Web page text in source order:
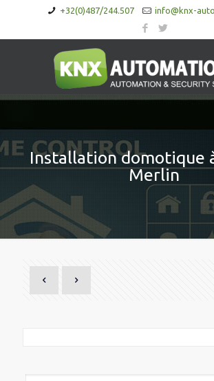
+32(0)487/244.507 info@knx-
Installation domotique
Merlin